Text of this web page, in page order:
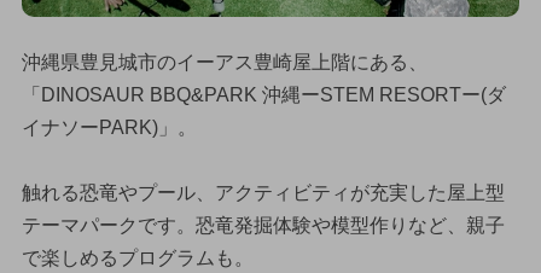
沖縄県豊見城市のイーアス豊崎屋上階にある、
「DINOSAUR BBQ&PARK 沖縄ーSTEM RESORTー(ダ
イナソーPARK)」。
触れる恐竜やプール、アクティビティが充実した屋上型
テーマパークです。恐竜発掘体験や模型作りなど、親子
で楽しめるプログラムも。